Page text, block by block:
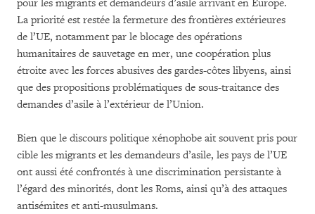
pour les migrants et demandeurs d’asile arrivant en Europe.
La priorité est restée la fermeture des frontières extérieures
de l’UE, notamment par le blocage des opérations
humanitaires de sauvetage en mer, une coopération plus
étroite avec les forces abusives des gardes-côtes libyens, ainsi
que des propositions problématiques de sous-traitance des
demandes d’asile à l’extérieur de l’Union.
Bien que le discours politique xénophobe ait souvent pris pour
cible les migrants et les demandeurs d’asile, les pays de l’UE
ont aussi été confrontés à une discrimination persistante à
l’égard des minorités, dont les Roms, ainsi qu’à des attaques
antisémites et anti-musulmans.